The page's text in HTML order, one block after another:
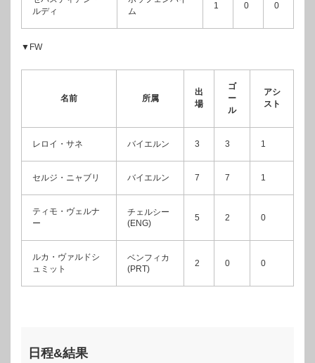
ルディ
ム
1 0 0
▼FW
名前 所属
出
場
ゴ
ー
ル
アシ
スト
レロイ・サネ バイエルン 3 3 1
セルジ・ニャブリ バイエルン 7 7 1
ティモ・ヴェルナ
ー
チェルシー
(ENG)
5 2 0
ルカ・ヴァルドシ
ュミット
ベンフィカ
(PRT)
2 0 0
日程&結果